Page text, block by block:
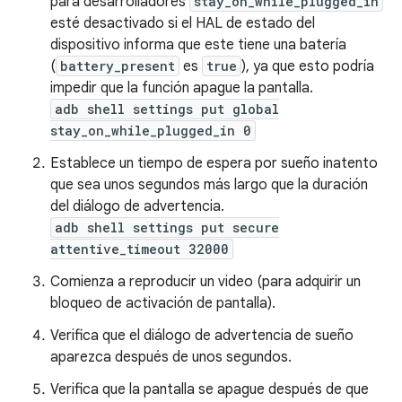
esté desactivado si el HAL de estado del
dispositivo informa que este tiene una batería
( battery_present es true ), ya que esto podría
impedir que la función apague la pantalla.
adb shell settings put global
stay_on_while_plugged_in 0
Establece un tiempo de espera por sueño inatento
que sea unos segundos más largo que la duración
del diálogo de advertencia.
adb shell settings put secure
attentive_timeout 32000
Comienza a reproducir un video (para adquirir un
bloqueo de activación de pantalla).
Verifica que el diálogo de advertencia de sueño
aparezca después de unos segundos.
Verifica que la pantalla se apague después de que